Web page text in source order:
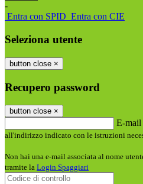
-
Entra con SPID Entra con CIE
Seleziona utente
button close ×
Recupero password
button close ×
E-mail
all'indirizzo indicato con le istruzioni
Non hai una e-mail associata al nome
tramite la Login Spaggiari